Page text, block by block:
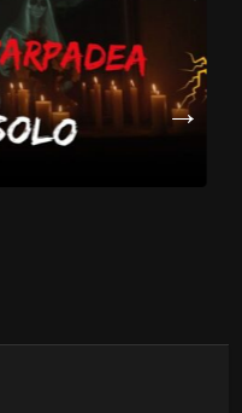
que ni la muerte logró